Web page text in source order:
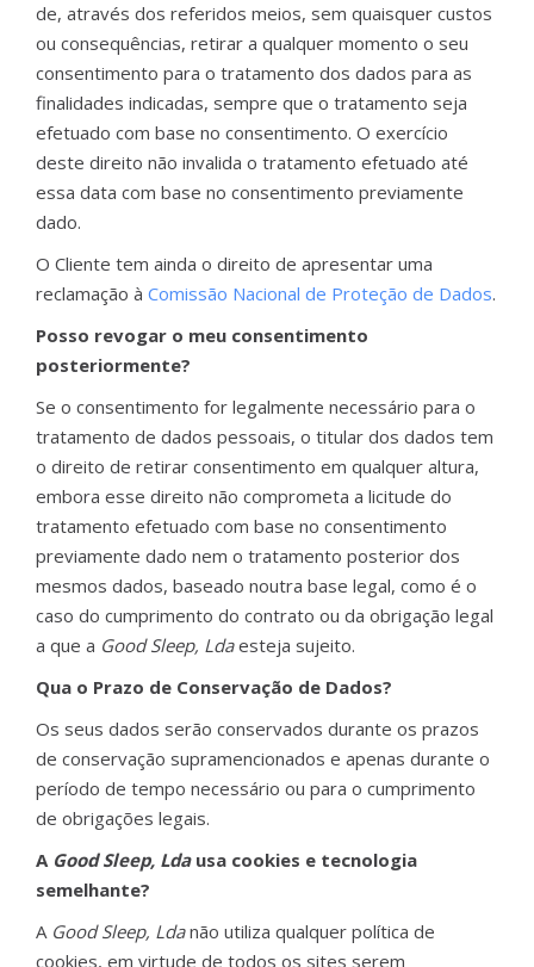
de, através dos referidos meios, sem quaisquer custos
ou consequências, retirar a qualquer momento o seu
consentimento para o tratamento dos dados para as
finalidades indicadas, sempre que o tratamento seja
efetuado com base no consentimento. O exercício
deste direito não invalida o tratamento efetuado até
essa data com base no consentimento previamente
dado.
O Cliente tem ainda o direito de apresentar uma
reclamação à Comissão Nacional de Proteção de Dados.
Posso revogar o meu consentimento
posteriormente?
Se o consentimento for legalmente necessário para o
tratamento de dados pessoais, o titular dos dados tem
o direito de retirar consentimento em qualquer altura,
embora esse direito não comprometa a licitude do
tratamento efetuado com base no consentimento
previamente dado nem o tratamento posterior dos
mesmos dados, baseado noutra base legal, como é o
caso do cumprimento do contrato ou da obrigação legal
a que a Good Sleep, Ldaesteja sujeito.
Qua o Prazo de Conservação de Dados?
Os seus dados serão conservados durante os prazos
de conservação supramencionados e apenas durante o
período de tempo necessário ou para o cumprimento
de obrigações legais.
A Good Sleep, Ldausa cookies e tecnologia
semelhante?
A Good Sleep, Ldanão utiliza qualquer política de
cookies, em virtude de todos os sites serem